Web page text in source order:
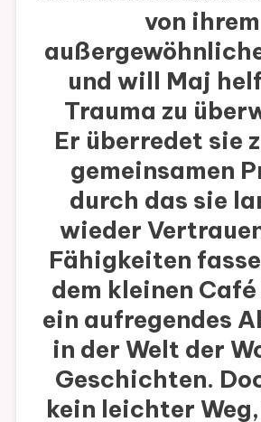
von ihrem
und will Maj
Trauma zu
Er überredet sie
gemeinsamen
durch das sie
wieder
Fähigkeiten
dem kleinen
ein aufregendes
in der Welt der
Geschichten.
kein leichter